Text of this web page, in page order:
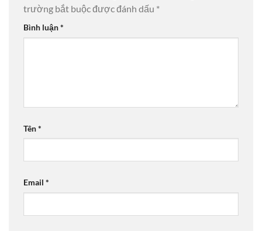
trường bắt buộc được đánh dấu *
Bình luận*
Tên*
Email *